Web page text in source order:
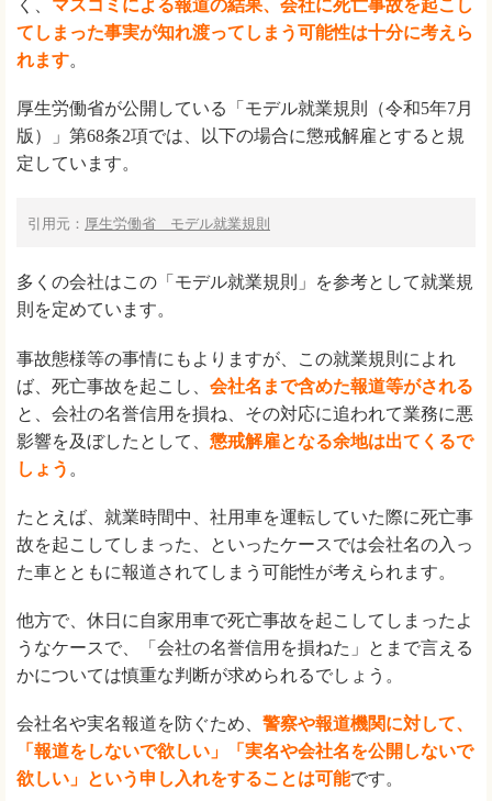
く、 マスコミによる報道の結果、会社に死亡事故を起こし
てしまった事実が知れ渡ってしまう可能性は十分に考えら
れます。
厚生労働省が公開している「モデル就業規則（令和5年7月
版）」第68条2項では、以下の場合に懲戒解雇とすると規
定しています。
引用元： 厚生労働省 モデル就業規則
多くの会社はこの「モデル就業規則」を参考として就業規
則を定めています。
事故態様等の事情にもよりますが、この就業規則によれ
ば、死亡事故を起こし、 会社名まで含めた報道等がされる
と、会社の名誉信用を損ね、その対応に追われて業務に悪
影響を及ぼしたとして、 懲戒解雇となる余地は出てくるで
しょう 。
たとえば、就業時間中、社用車を運転していた際に死亡事
故を起こしてしまった、といったケースでは会社名の入っ
た車とともに報道されてしまう可能性が考えられます。
他方で、休日に自家用車で死亡事故を起こしてしまったよ
うなケースで、「会社の名誉信用を損ねた」とまで言える
かについては慎重な判断が求められるでしょう。
会社名や実名報道を防ぐため、 警察や報道機関に対して、
「報道をしないで欲しい」「実名や会社名を公開しないで
欲しい」という申し入れをすることは可能です。